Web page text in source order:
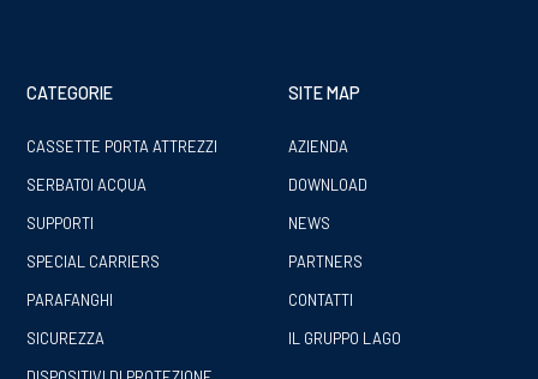
CATEGORIE
CASSETTE PORTA ATTREZZI
SERBATOI ACQUA
SUPPORTI
SPECIAL CARRIERS
PARAFANGHI
SICUREZZA
SITE MAP
AZIENDA
DOWNLOAD
NEWS
PARTNERS
CONTATTI
IL GRUPPO LAGO